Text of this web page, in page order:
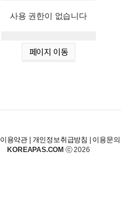
사용 권한이 없습니다
페이지 이동
이용약관 개인정보취급방침 이용문의
KOREAPAS.COM ⓒ 2026